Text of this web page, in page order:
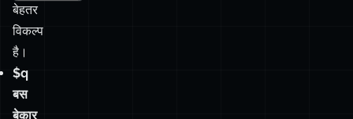
बेहतर
विकल्प
है।
$q
बस
बेकार